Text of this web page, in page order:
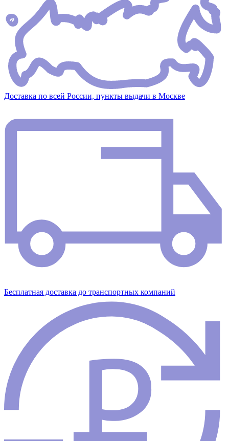
Доставка по всей России, пункты выдачи в Москве
Бесплатная доставка до транспортных компаний